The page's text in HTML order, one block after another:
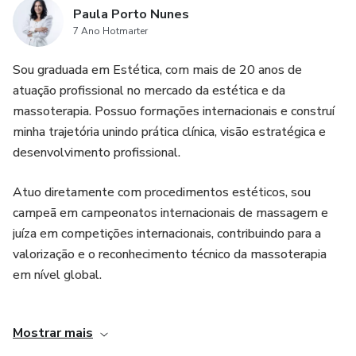
Paula Porto Nunes
7 Ano Hotmarter
Sou graduada em Estética, com mais de 20 anos de
atuação profissional no mercado da estética e da
massoterapia. Possuo formações internacionais e construí
minha trajetória unindo prática clínica, visão estratégica e
desenvolvimento profissional.
Atuo diretamente com procedimentos estéticos, sou
campeã em campeonatos internacionais de massagem e
juíza em competições internacionais, contribuindo para a
valorização e o reconhecimento técnico da massoterapia
em nível global.
profissionais da estética, compartilhando métodos,
Mostrar mais